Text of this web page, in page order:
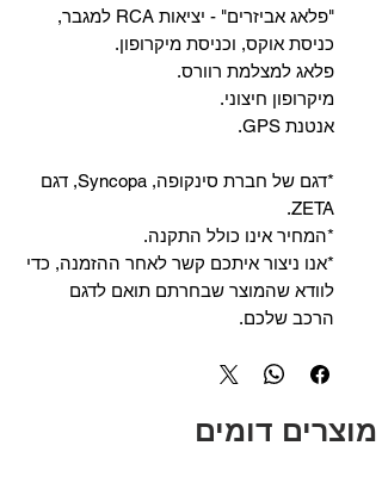
"פלאג אביזרים" - יציאות RCA למגבר,
כניסת אוקס, וכניסת מיקרופון.
פלאג למצלמת רוורס.
מיקרופון חיצוני.
אנטנת GPS.
*דגם של חברת סינקופה, Syncopa, דגם
ZETA.
*המחיר אינו כולל התקנה.
*אנו ניצור איתכם קשר לאחר ההזמנה, כדי
לוודא שהמוצר שבחרתם תואם לדגם
הרכב שלכם.
מוצרים דומים